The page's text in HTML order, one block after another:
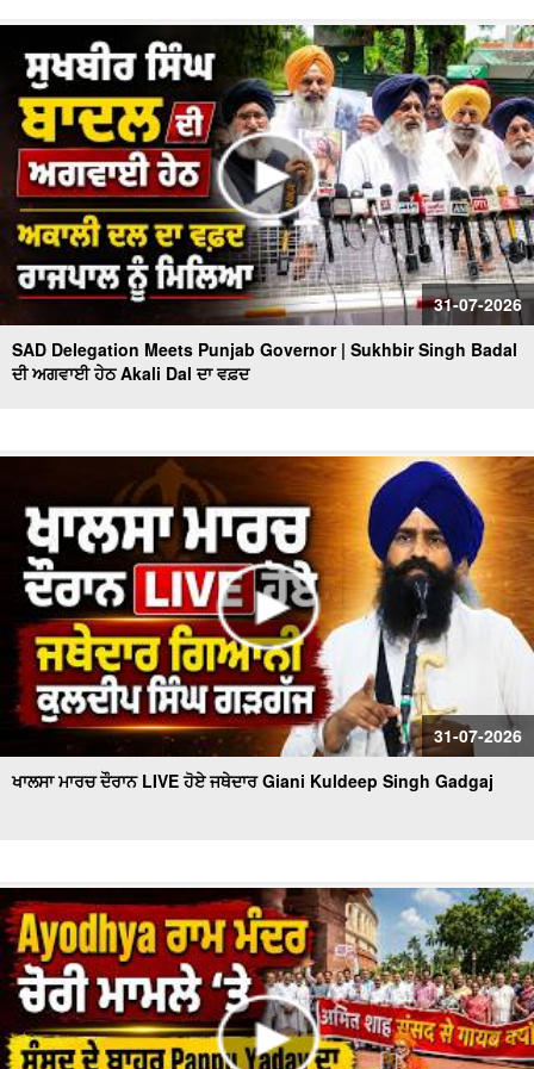
31-07-2026
SAD Delegation Meets Punjab Governor | Sukhbir Singh Badal
ਦੀ ਅਗਵਾਈ ਹੇਠ Akali Dal ਦਾ ਵਫ਼ਦ
31-07-2026
ਖਾਲਸਾ ਮਾਰਚ ਦੌਰਾਨ LIVE ਹੋਏ ਜਥੇਦਾਰ Giani Kuldeep Singh Gadgaj